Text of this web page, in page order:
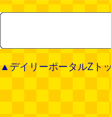
▲デイリーポータルZト